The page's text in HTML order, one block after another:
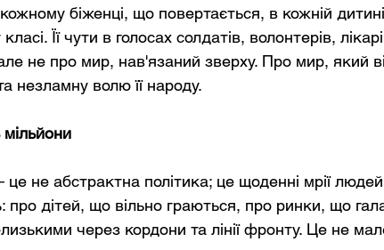
кожному біженці, що повертається, в кожній
Її чути в голосах солдатів, волонтерів,
не про мир, нав'язаний зверху. Про мир, який
незламну волю її народу.
це не абстрактна політика; це щоденні мрії
про дітей, що вільно граються, про ринки, що
через кордони та лінії фронту. Це не